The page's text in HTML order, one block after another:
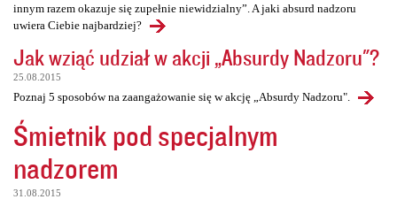
innym razem okazuje się zupełnie niewidzialny”. A jaki absurd nadzoru
uwiera Ciebie najbardziej?
Jak wziąć udział w akcji „Absurdy Nadzoru"?
25.08.2015
Poznaj 5 sposobów na zaangażowanie się w akcję „Absurdy Nadzoru".
Śmietnik pod specjalnym
nadzorem
31.08.2015